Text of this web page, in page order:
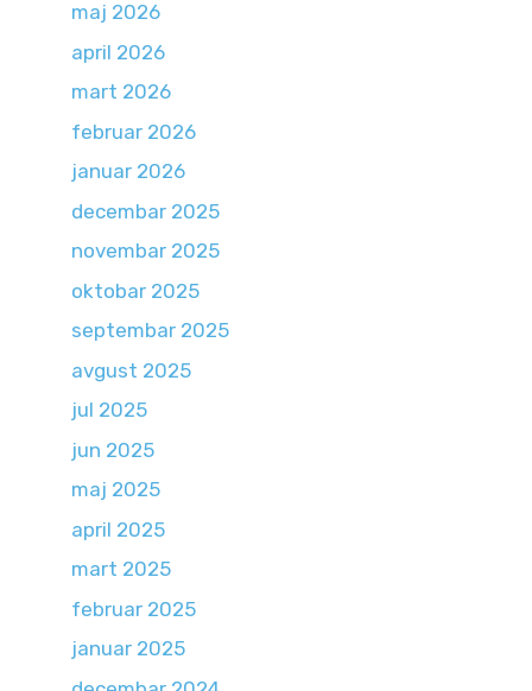
maj 2026
april 2026
mart 2026
februar 2026
januar 2026
decembar 2025
novembar 2025
oktobar 2025
septembar 2025
avgust 2025
jul 2025
jun 2025
maj 2025
april 2025
mart 2025
februar 2025
januar 2025